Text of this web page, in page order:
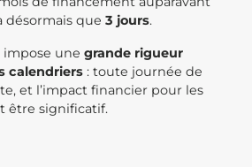
désormais que 3 jours.
une grande rigueur
calendriers : toute journée de
et l’impact financier pour les
être significatif.